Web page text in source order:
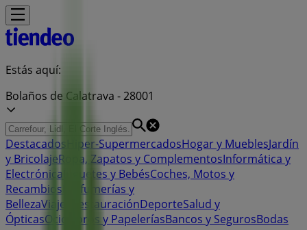
Estás aquí:
Bolaños de Calatrava - 28001
Destacados Hiper-SupermercadosHogar y MueblesJardín
y BricolajeRopa, Zapatos y ComplementosInformática y
Electrónica Juguetes y BebésCoches, Motos y
Recambios Perfumerías y
BellezaViajes RestauraciónDeporteSalud y
ÓpticasOcio Libros y PapeleríasBancos y SegurosBodas